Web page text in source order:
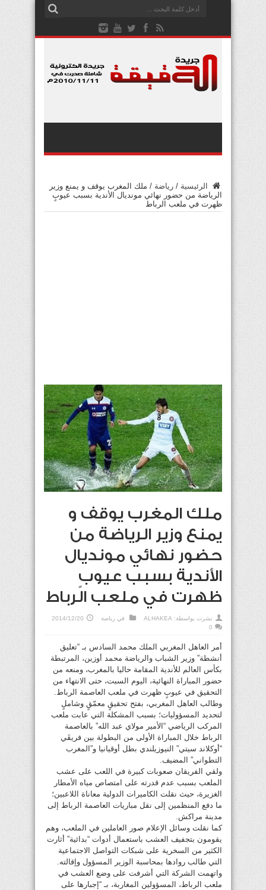
الرئيسية / رياضة / ملك المغرب يوقف و يمنع وزير
الرياضة من حضور نهائي مونديال الأندية بسبب عيوبٍ
ظهرت في ملعب الرباط
ملك المغرب يوقف و
يمنع وزير الرياضة من
حضور نهائي مونديال
الأندية بسبب عيوبٍ
ظهرت في ملعب الرباط
نشرت بواسطة: ALHAKEA في رياضة
2014/12/20
0
أمر العاهل المغربي الملك محمد السادس بـ “تعليق
أنشطة” وزير الشباب والرياضة محمد أوزين، المرتبطة
بكأس العالم للأندية المقامة حاليا بالمغرب، ومنعه من
حضور المباراة النهائية، اليوم السبت، حتى الانتهاء من
التحقيق في عيوبٍ ظهرت في ملعب العاصمة الرباط.
وطالب العاهل المغربي، بفتح تحقيقٍ معمّقٍ وشاملٍ
لتحديد المسؤوليات؛ بسبب المشكلة التي عابت ملعب
المركب الرياضي “الأمير مولاي عبد الله” بالعاصمة
الرباط خلال المباراة الأولى من البطولة بين فريقَي
“أوكلاند سيتي” النيوزيلندي بطل أوقيانيا و”المغرب
التطواني” المضيف.
ولقي الفريقان صعوبات كبيرة في اللعب على عشب
الملعب بسبب عدم قدرته على امتصاص مياه الأمطار
الغزيرة، حيث نقلت الكاميرات الدولية معاناة اللاعبين؛
ما دفع المنظمين إلى نقل مباريات العاصمة الرباط إلى
مدينة مراكش.
كما نقلت وسائل الإعلام صور العاملين في الملعب، وهم
يقومون بتجفيف العشب باستعمال أدوات “بدائية” أثارت
الكثير من السخرية على شبكات التواصل الاجتماعية
التي طالب روادها بمحاسبة الوزير المسؤول وإقالته.
واتهمت الشركة التي أشرفت على وضع العشب في
ملعب الرباط، المسؤولين المغاربة، بـ “إجبارها على